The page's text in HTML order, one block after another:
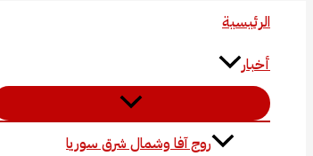
الرئيسية
أخبار
روج آفا وشمال شرق سوريا